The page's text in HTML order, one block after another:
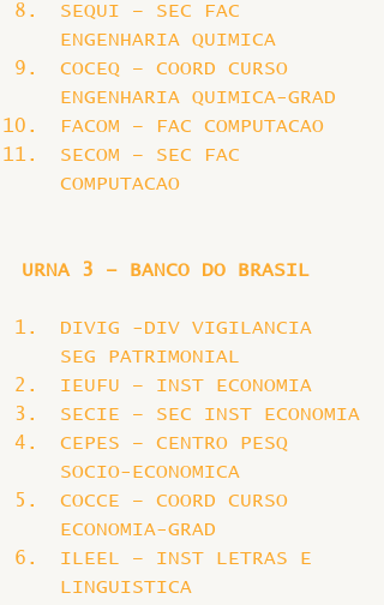
SEQUI – SEC FAC
ENGENHARIA QUIMICA
COCEQ – COORD CURSO
ENGENHARIA QUIMICA-GRAD
FACOM – FAC COMPUTACAO
SECOM – SEC FAC
COMPUTACAO
URNA 3 – BANCO DO BRASIL
DIVIG -DIV VIGILANCIA
SEG PATRIMONIAL
IEUFU – INST ECONOMIA
SECIE – SEC INST ECONOMIA
CEPES – CENTRO PESQ
SOCIO-ECONOMICA
COCCE – COORD CURSO
ECONOMIA-GRAD
ILEEL – INST LETRAS E
LINGUISTICA